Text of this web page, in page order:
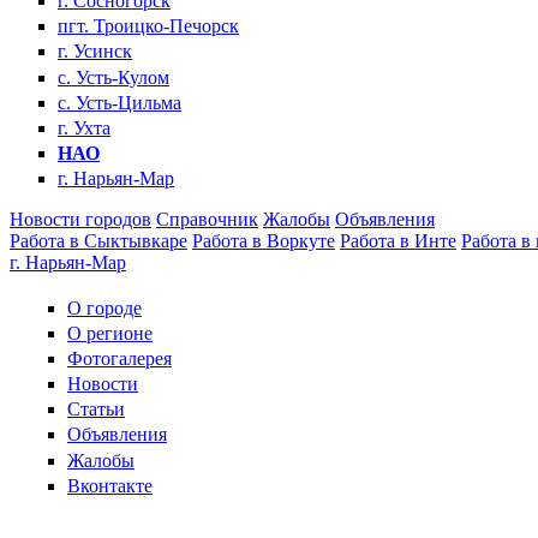
пгт. Троицко-Печорск
г. Усинск
с. Усть-Кулом
с. Усть-Цильма
г. Ухта
НАО
г. Нарьян-Мар
Новости городов Справочник Жалобы Объявления
Работа в Сыктывкаре Работа в Воркуте Работа в Инте Работа в
г. Нарьян-Мар
О городе
О регионе
Фотогалерея
Новости
Статьи
Объявления
Жалобы
Вконтакте